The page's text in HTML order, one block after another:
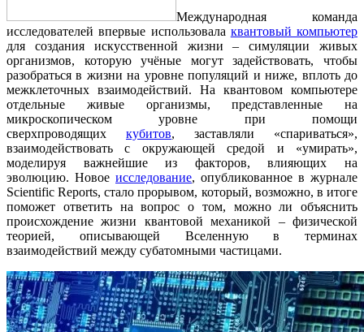
Международная команда
исследователей впервые использовала квантовый компьютер
для создания искусственной жизни – симуляции живых
организмов, которую учёные могут задействовать, чтобы
разобраться в жизни на уровне популяций и ниже, вплоть до
межклеточных взаимодействий. На квантовом компьютере
отдельные живые организмы, представленные на
микроскопическом уровне при помощи
сверхпроводящих кубитов, заставляли «спариваться»,
взаимодействовать с окружающей средой и «умирать»,
моделируя важнейшие из факторов, влияющих на
эволюцию. Новое исследование, опубликованное в журнале
Scientific Reports, стало прорывом, который, возможно, в итоге
поможет ответить на вопрос о том, можно ли объяснить
происхождение жизни квантовой механикой – физической
теорией, описывающей Вселенную в терминах
взаимодействий между субатомными частицами.